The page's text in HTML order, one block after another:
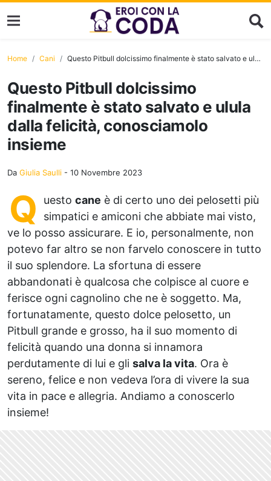
Home Cani Questo Pitbull dolcissimo finalmente è stato salvato e ulula dalla felicità, conosciamolo insieme
Questo Pitbull dolcissimo
finalmente è stato salvato e ulula
dalla felicità, conosciamolo
insieme
Da Giulia Saulli - 10 Novembre 2023
Q uesto cane è di certo uno dei pelosetti più
simpatici e amiconi che abbiate mai visto,
ve lo posso assicurare. E io, personalmente, non
potevo far altro se non farvelo conoscere in tutto
il suo splendore. La sfortuna di essere
abbandonati è qualcosa che colpisce al cuore e
ferisce ogni cagnolino che ne è soggetto. Ma,
fortunatamente, questo dolce pelosetto, un
Pitbull grande e grosso, ha il suo momento di
felicità quando una donna si innamora
perdutamente di lui e gli salva la vita. Ora è
sereno, felice e non vedeva l’ora di vivere la sua
vita in pace e allegria. Andiamo a conoscerlo
insieme!